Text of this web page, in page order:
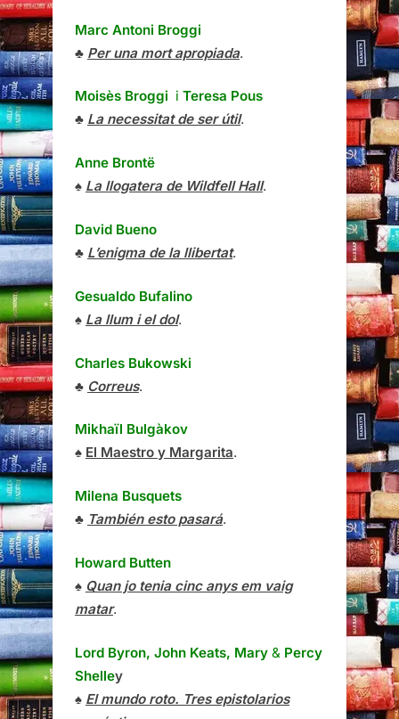
Marc Antoni Broggi
♣ Per una mort apropiada.
Moisès Broggi i Teresa Pous
♣ La necessitat de ser útil.
Anne Brontë
♠ La llogatera de Wildfell Hall.
David Bueno
♣ L’enigma de la llibertat.
Gesualdo Bufalino
♠ La llum i el dol.
Charles Bukowski
♣ Correus.
Mikhaïl Bulgàkov
♠ El Maestro y Margarita.
Milena Busquets
♣ También esto pasará.
Howard Butten
♠ Quan jo tenia cinc anys em vaig
matar.
Lord Byron, John Keats, Mary & Percy
Shelley
♠ El mundo roto. Tres epistolarios